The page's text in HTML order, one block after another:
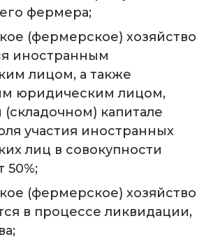
фермера;
(фермерское) хозяйство
иностранным
лицом, а также
юридическим лицом,
(складочном) капитале
участия иностранных
лиц в совокупности
50%;
(фермерское) хозяйство
в процессе ликвидации,